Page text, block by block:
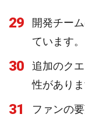
29
開発チー
ています。
30
追加のク
性がありま
31
ファンの